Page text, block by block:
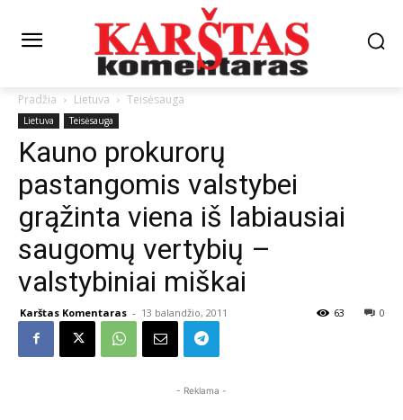
Pradžia Lietuva Teisėsauga
Lietuva Teisėsauga
Kauno prokurorų
pastangomis valstybei
grąžinta viena iš labiausiai
saugomų vertybių –
valstybiniai miškai
Karštas Komentaras - 13 balandžio, 2011 0
63
- Reklama -